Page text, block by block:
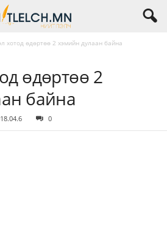
хотод өдөртөө 2 хэмийн дулаан байна
өдөртөө 2
байна
0